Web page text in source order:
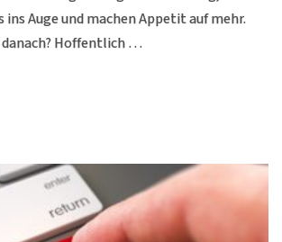
ins Auge und machen Appetit auf mehr.
Hoffentlich …